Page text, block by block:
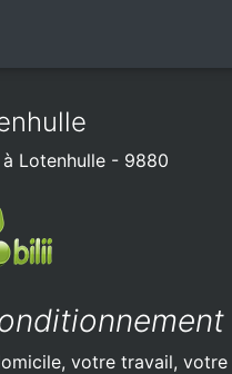
Lotenhulle - 9880
votre travail, votre